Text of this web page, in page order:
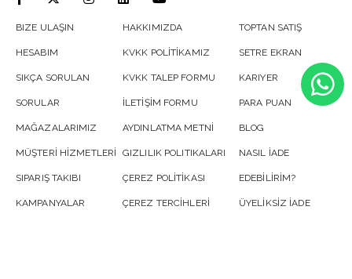
BIZE ULAŞIN
HESABIM
SIKÇA SORULAN
SORULAR
MAĞAZALARIMIZ
MÜŞTERİ HİZMETLERİ
SIPARIŞ TAKIBI
KAMPANYALAR
HAKKIMIZDA
KVKK POLİTİKAMIZ
KVKK TALEP FORMU
İLETİŞİM FORMU
AYDINLATMA METNİ
GIZLILIK POLITIKALARI
ÇEREZ POLİTİKASI
ÇEREZ TERCİHLERİ
TOPTAN SATIŞ
SETRE EKRAN
KARIYER
PARA PUAN
BLOG
NASIL İADE
EDEBİLİRİM?
ÜYELİKSİZ İADE